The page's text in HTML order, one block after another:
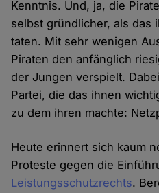
Kenntnis. Und, ja, die
selbst gründlicher, als das
taten. Mit sehr wenigen
Piraten den anfänglich
der Jungen verspielt.
Partei, die das ihnen
zu dem ihren machte:
Heute erinnert sich kaum
Proteste gegen die
Leistungsschutzrechts.